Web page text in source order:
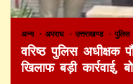
अन्य अपराध उत्तराखण्ड पुलिस
वरिष्ठ पुलिस अधीक्षक
खिलाफ बड़ी कार्रवाई,